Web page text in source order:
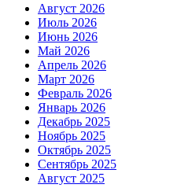
Август 2026
Июль 2026
Июнь 2026
Май 2026
Апрель 2026
Март 2026
Февраль 2026
Январь 2026
Декабрь 2025
Ноябрь 2025
Октябрь 2025
Сентябрь 2025
Август 2025